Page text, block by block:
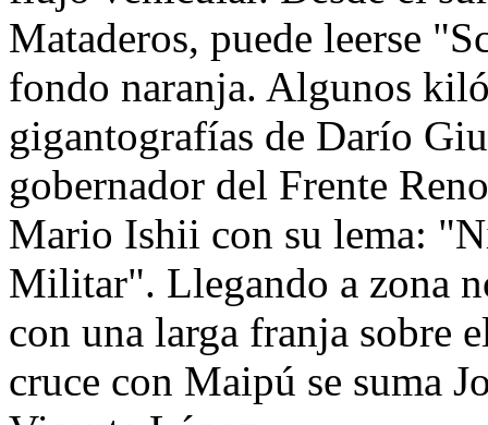
Mataderos, puede leerse
fondo naranja. Algunos
gigantografías de Darío
gobernador del Frente
Mario Ishii con su lema:
Militar". Llegando a zona
con una larga franja sobre
cruce con Maipú se suma